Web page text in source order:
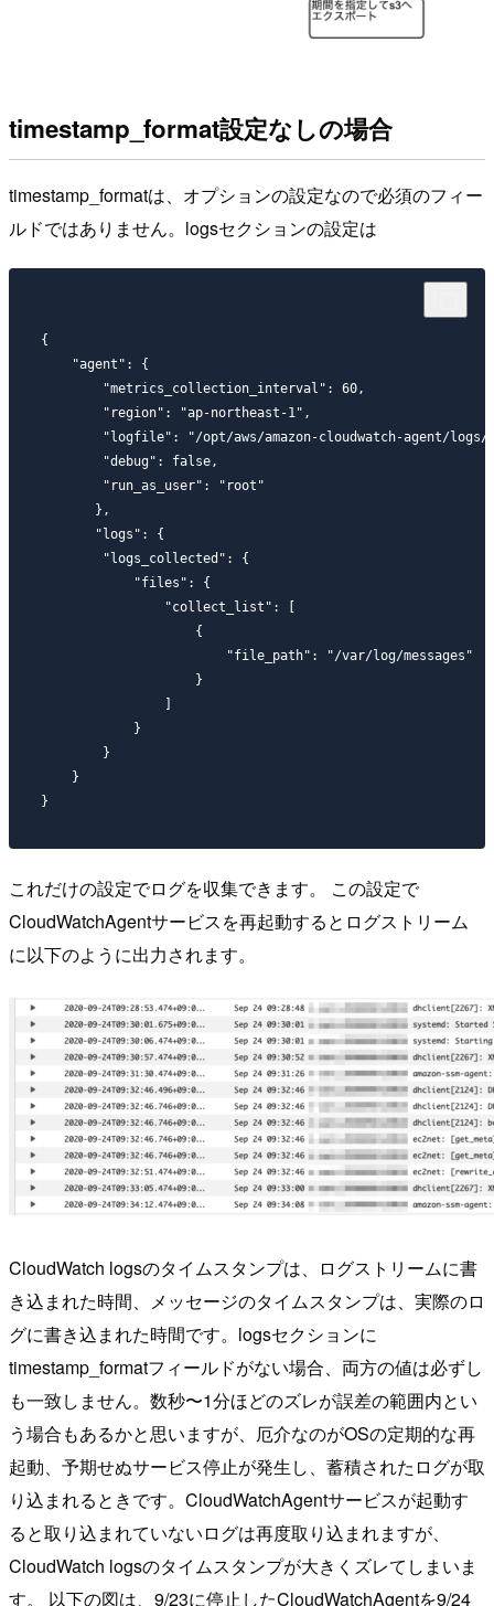
timestamp_format設定なしの場合
timestamp_formatは、オプションの設定なので必須のフィー
ルドではありません。logsセクションの設定は
{
    "agent": {
        "metrics_collection_interval": 60,
        "region": "ap-northeast-1",
"logfile": "/opt/aws/amazon-cloudwatch-agent/
        "debug": false,
        "run_as_user": "root"
       },
       "logs": {
        "logs_collected": {
            "files": {
                "collect_list": [
                    {
                        "file_path": "/var/log/messages"
                    }
            }
        }
    }
これだけの設定でログを収集できます。 この設定で
CloudWatchAgentサービスを再起動するとログストリーム
に以下のように出力されます。
CloudWatch logsのタイムスタンプは、ログストリームに書
き込まれた時間、メッセージのタイムスタンプは、実際のロ
グに書き込まれた時間です。logsセクションに
timestamp_formatフィールドがない場合、両方の値は必ずし
も一致しません。数秒〜1分ほどのズレが誤差の範囲内とい
う場合もあるかと思いますが、厄介なのがOSの定期的な再
起動、予期せぬサービス停止が発生し、蓄積されたログが取
り込まれるときです。CloudWatchAgentサービスが起動す
ると取り込まれていないログは再度取り込まれますが、
CloudWatch logsのタイムスタンプが大きくズレてしまいま
す。 以下の図は、9/23に停止したCloudWatchAgentを9/24